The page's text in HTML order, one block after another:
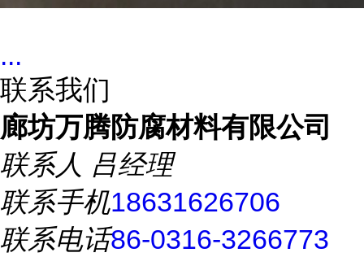
...
联系我们
廊坊万腾防腐材料有限公司
联系人 吕经理
联系手机18631626706
联系电话86-0316-3266773